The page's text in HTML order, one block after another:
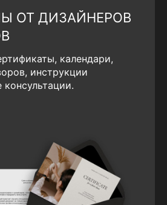
ОТ ДИЗАЙНЕРОВ
календари,
инструкции